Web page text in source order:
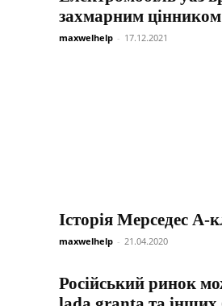
захмарним цінником
maxwelhelp - 17.12.2021
Історія Мерседес А-
maxwelhelp - 21.04.2020
Російський ринок